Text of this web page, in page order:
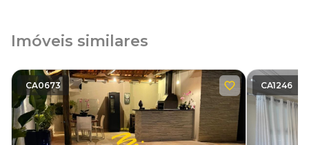
Imóveis similares
CA0673 CA1246